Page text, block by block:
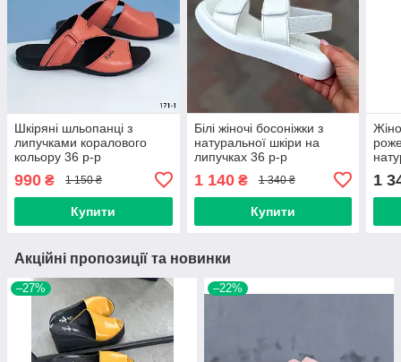
Шкіряні шльопанці з
липучками коралового
кольору 36 р-р
990 ₴ 1 150 ₴
Купити
Білі жіночі босоніжки з
натуральної шкіри на
липучках 36 р-р
1 140₴ 1 340 ₴
Купити
41
1
Акційні пропозиції та новинки
–27% –22%